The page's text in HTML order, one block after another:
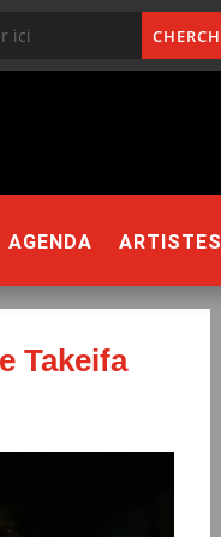
AGENDA ARTISTES
Takeifa